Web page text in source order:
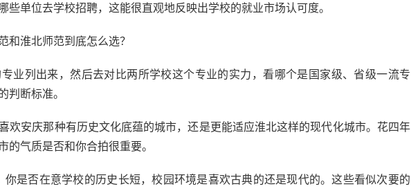
些单位去学校招聘，这能很直观地反映出学校的就业市场认可度。
和淮北师范到底怎么选？
业列出来，然后去对比两所学校这个专业的实力，看哪个是国家级、省级一流专
判断标准。
欢安庆那种有历史文化底蕴的城市，还是更能适应淮北这样的现代化城市。花四年
的气质是否和你合拍很重要。
是否在意学校的历史长短，校园环境是喜欢古典的还是现代的。这些看似次要的